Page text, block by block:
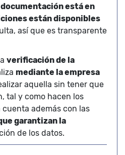
está en
están disponibles
así que es transparente
verificación de la
mediante la empresa
aquella sin tener que
tal y como hacen los
cuenta además con las
garantizan la
de los datos.